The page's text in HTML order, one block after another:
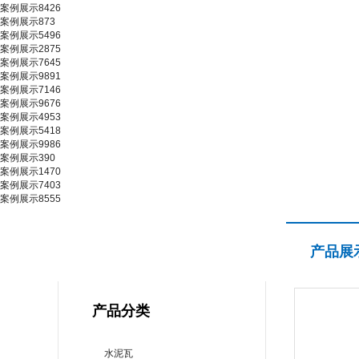
案例展示8426
案例展示873
案例展示5496
案例展示2875
案例展示7645
案例展示9891
案例展示7146
案例展示9676
案例展示4953
案例展示5418
案例展示9986
案例展示390
案例展示1470
案例展示7403
案例展示8555
产品分类
水泥瓦
产品展